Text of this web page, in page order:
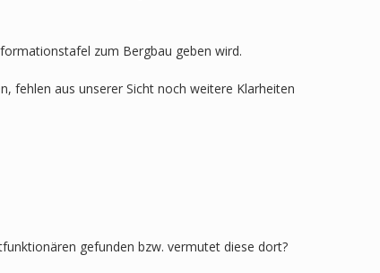
zum Bergbau geben wird.
fehlen aus unserer Sicht noch weitere Klarheiten
gefunden bzw. vermutet diese dort?